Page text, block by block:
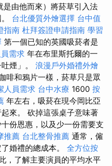
是由他而來）將菸草引入法
台北優質外燴選擇 台中值
指南 杜拜簽證申請指南 學習
第一個已知的英國吸菸者是
需求 年在布里斯托爾的一
煙」。 浪漫戶外婚禮外燴
啡和鴉片一樣，菸草只是眾
人員需求 台中水療 1600 按
年左右，吸菸在現今岡比亞
來。 砍掉這張桌子意味著
份恩惠，以及少一份需要支
推薦 台北整骨推薦 通常，僱
婚禮的總成本。 全方位按
，了解主要演員的平均水平